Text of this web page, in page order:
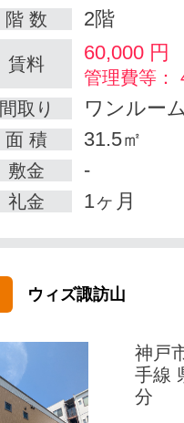
階 数 2階
賃料 60,000 円
管理費等：
間取り
ワンルーム
面 積 31.5㎡
敷金 -
礼金 1ヶ月
ウィズ諏訪山
神戸
手線
分